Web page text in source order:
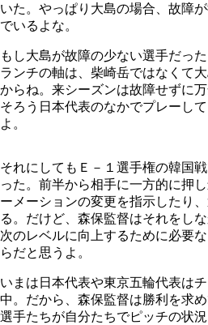
いた。やっぱり大島の場合、故障
でいるよな。
もし大島が故障の少ない選手だっ
ランチの軸は、柴崎岳ではなくて
からね。来シーズンは故障せずに
そろう日本代表のなかでプレーし
よ。
それにしてもＥ－１選手権の韓国
った。前半から相手に一方的に押
ーメーションの変更を指示したり
る。だけど、森保監督はそれをし
次のレベルに向上するために必要
らだと思うよ。
いまは日本代表や東京五輪代表は
中。だから、森保監督は勝利を求
選手たちが自分たちでピッチの状